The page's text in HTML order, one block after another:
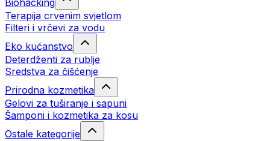
Biohacking
Terapija crvenim svjetlom
Filteri i vrčevi za vodu
Eko kućanstvo
Deterdženti za rublje
Sredstva za čišćenje
Prirodna kozmetika
Gelovi za tuširanje i sapuni
Šamponi i kozmetika za kosu
Ostale kategorije